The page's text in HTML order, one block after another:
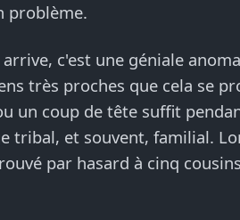
problème.
c'est une géniale
très proches que cela se
un coup de tête suffit
tribal, et souvent, familial.
par hasard à cinq